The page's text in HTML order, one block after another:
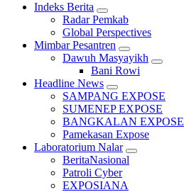
Indeks Berita
Radar Pemkab
Global Perspectives
Mimbar Pesantren
Dawuh Masyayikh
Bani Rowi
Headline News
SAMPANG EXPOSE
SUMENEP EXPOSE
BANGKALAN EXPOSE
Pamekasan Expose
Laboratorium Nalar
BeritaNasional
Patroli Cyber
EXPOSIANA